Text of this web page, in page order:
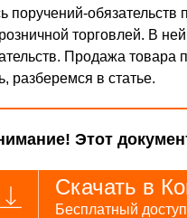
поручений-
торговлей. В
Продажа товара
разберемся в статье.
Этот
Скачать в
Бесплатный